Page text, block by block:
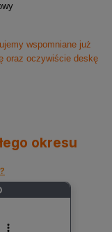
wspomniane już
oraz oczywiście deskę
okresu